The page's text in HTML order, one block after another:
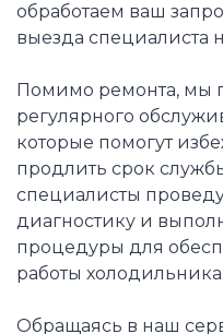
обработаем ваш
выезда специалиста
Помимо ремонта, мы
регулярного
которые помогут
продлить срок
специалисты
диагностику и
процедуры для
работы холодильника.
Обращаясь в наш